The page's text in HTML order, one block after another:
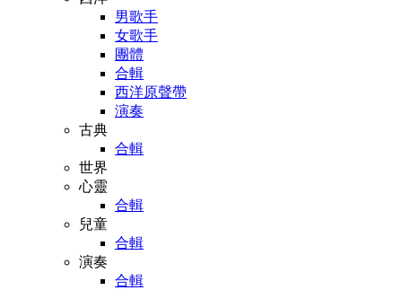
男歌手
女歌手
團體
合輯
西洋原聲帶
演奏
古典
合輯
世界
心靈
合輯
兒童
合輯
演奏
合輯